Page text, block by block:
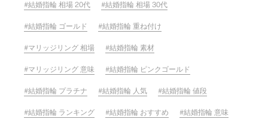
結婚指輪 相場 20代 結婚指輪 相場 30代
結婚指輪 ゴールド 結婚指輪 重ね付け
マリッジリング 相場 結婚指輪 素材
マリッジリング 意味 結婚指輪 ピンクゴールド
結婚指輪 プラチナ 結婚指輪 人気 結婚指輪 値段
結婚指輪 ランキング 結婚指輪 おすすめ 結婚指輪 意味